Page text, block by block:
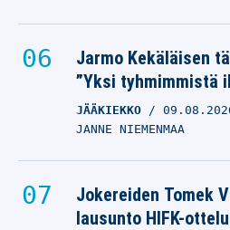
Jarmo Kekäläisen
”Yksi tyhmimmistä
JÄÄKIEKKO
JANNE NIEMENMAA
Jokereiden Tomek
lausunto HIFK-